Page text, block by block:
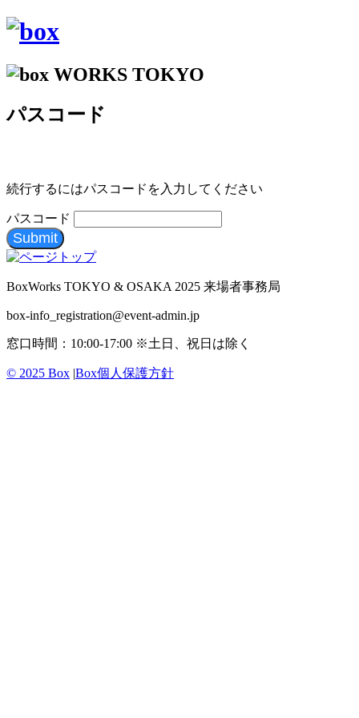
パスコード
続行するにはパスコードを入力してください
パスコード
Submit
BoxWorks TOKYO & OSAKA 2025 来場者事務局
box-info_registration@event-admin.jp
窓口時間：10:00-17:00 ※土日、祝日は除く
© 2025 Box |Box個人保護方針